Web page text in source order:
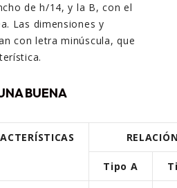
de h/14, y la B, con el
Las dimensiones y
con letra minúscula, que
BUENA
Tipo A